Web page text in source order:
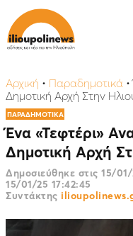
Αρχική • Παραδημοτικά •
Δημοτική Αρχή Στην
ΠΑΡΑΔΗΜΟΤΙΚΑ
Ένα «Τεφτέρι»
Δημοτική Αρχή
Δημοσιεύθηκε στις 15/
15/01/25 17:42:45
Συντάκτης